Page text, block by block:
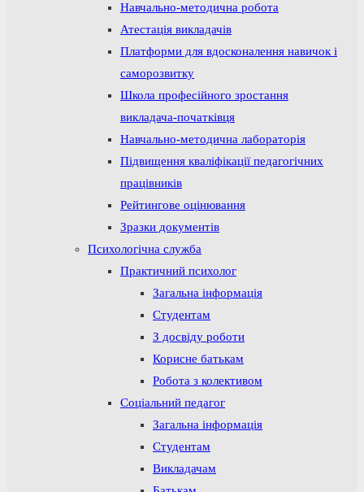
Навчально-методична робота
Атестація викладачів
Платформи для вдосконалення навичок і
саморозвитку
Школа професійного зростання
викладача-початківця
Навчально-методична лабораторія
Підвищення кваліфікації педагогічних
працівників
Рейтингове оцінювання
Зразки документів
Психологічна служба
Практичний психолог
Загальна інформація
Студентам
З досвіду роботи
Корисне батькам
Робота з колективом
Соціальний педагог
Загальна інформація
Студентам
Викладачам